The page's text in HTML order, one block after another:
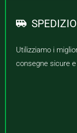
Utilizziamo i
consegne sicure